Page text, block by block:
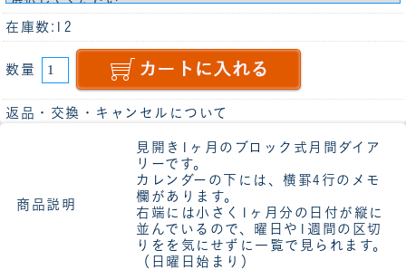
在庫数:12
数量
返品・交換・キャンセルについて
商品説明
見開き1ヶ月のブロック式月間ダイア
リーです。
カレンダーの下には、横罫4行のメモ
欄があります。
右端には小さく1ヶ月分の日付が縦に
並んでいるので、曜日や1週間の区切
りをを気にせずに一覧で見られます。
（日曜日始まり）